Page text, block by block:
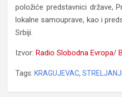
položiće predstavnici države,
lokalne samouprave, kao i
Srbiji.
Izvor: Radio Slobodna Evropa/
Tags: KRAGUJEVAC,